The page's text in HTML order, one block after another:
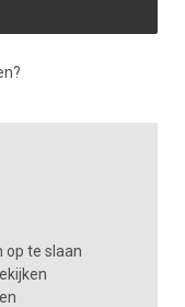
op te slaan